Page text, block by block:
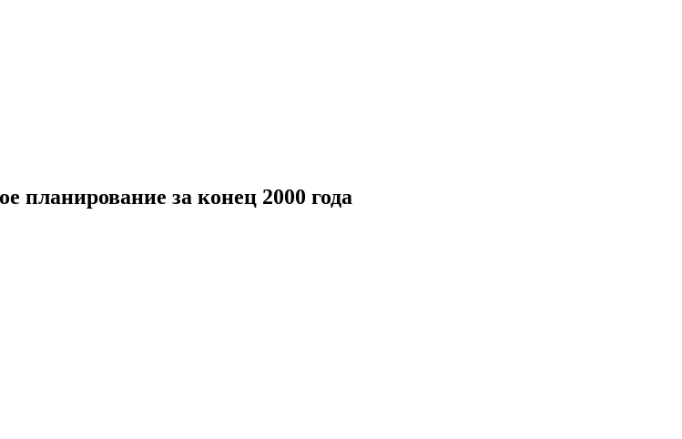
планирование за конец 2000 года